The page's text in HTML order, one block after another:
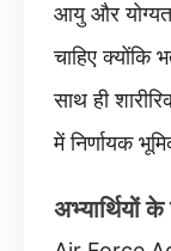
आयु और
चाहिए क्योंकि
साथ ही
में निर्णायक
अभ्यार्थियों